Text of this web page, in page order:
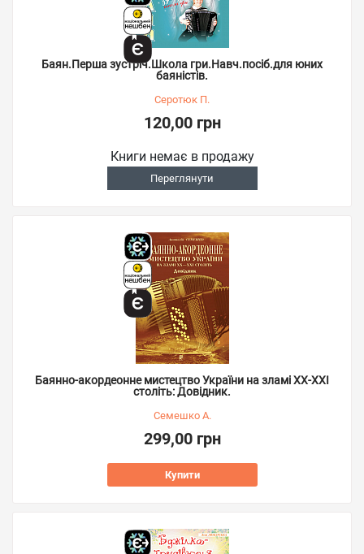
Баян.Перша зустріч.Школа гри.Навч.посіб.для юних
баяністів.
Серотюк П.
120,00 грн
Книги немає в продажу
Переглянути
Баянно-акордеонне мистецтво України на зламі ХХ-ХХІ
століть: Довідник.
Семешко А.
299,00 грн
Купити